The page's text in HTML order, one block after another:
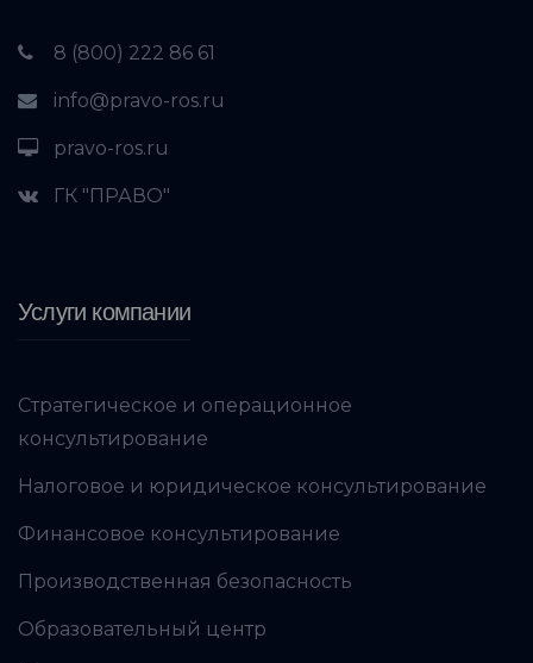
8 (800) 222 86 61
info@pravo-ros.ru
pravo-ros.ru
ГК "ПРАВО"
Услуги компании
Стратегическое и операционное
консультирование
Налоговое и юридическое консультирование
Финансовое консультирование
Производственная безопасность
Образовательный центр